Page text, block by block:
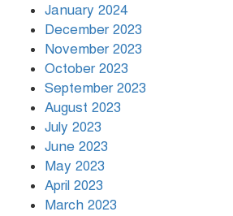
January 2024
December 2023
November 2023
October 2023
September 2023
August 2023
July 2023
June 2023
May 2023
April 2023
March 2023